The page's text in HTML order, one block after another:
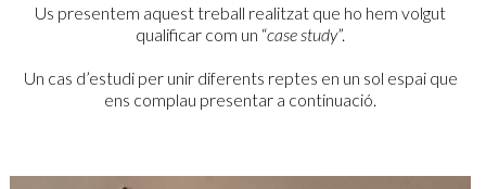
Us presentem aquest treball realitzat que ho hem volgut
qualificar com un “case study”.
Un cas d’estudi per unir diferents reptes en un sol espai que
ens complau presentar a continuació.